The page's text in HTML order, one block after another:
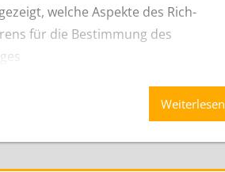
welche Aspekte des Rich-
für die Bestimmung des
Weiterlesen